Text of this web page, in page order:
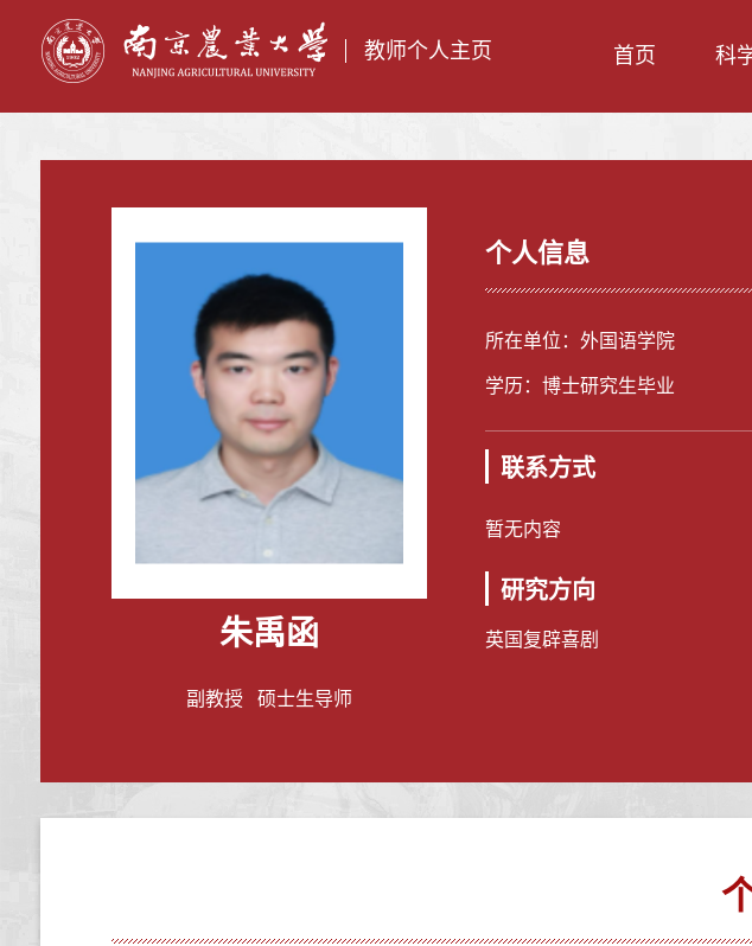
教师个人主页 首页 科
朱禹函
副教授 硕士生导师
个人信息
所在单位：外国语学院
学历：博士研究生毕业
联系方式
暂无内容
研究方向
英国复辟喜剧